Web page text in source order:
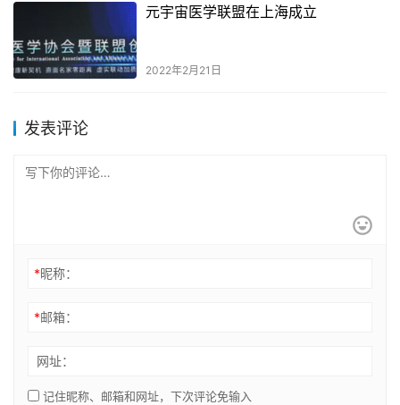
元宇宙医学联盟在上海成立
2022年2月21日
发表评论
*昵称：
*邮箱：
网址：
记住昵称、邮箱和网址，下次评论免输入